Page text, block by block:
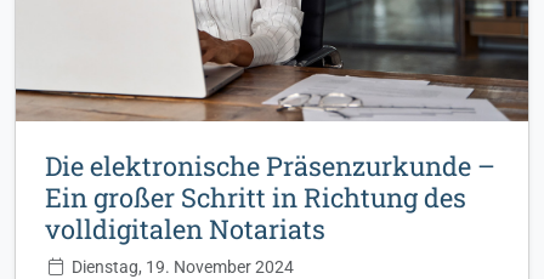
Die elektronische Präsenzurkunde –
Ein großer Schritt in Richtung des
volldigitalen Notariats
Dienstag, 19. November 2024